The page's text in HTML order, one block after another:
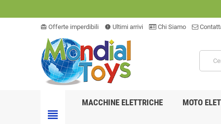
card_giftcard Offerte imperdibili new_releases Ultimi arrivi Chi Siamo
view_headline
MACCHINE ELETTRICHE MOTO